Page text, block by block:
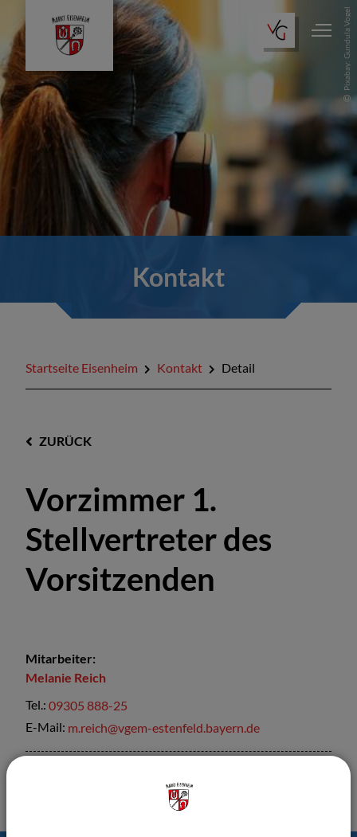
Pixabay: Gundula Vogel
Kontakt
Startseite Eisenheim Kontakt Detail
ZURÜCK
Vorzimmer 1.
Stellvertreter des
Vorsitzenden
Mitarbeiter:
Melanie Reich
Tel.: 09305 888-25
E-Mail: m.reich@vgem-estenfeld.bayern.de